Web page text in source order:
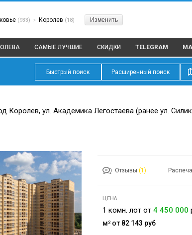
(933) > Королев (18) Изменить
САМЫЕ ЛУЧШИЕ СКИДКИ TELEGRAM
Быстрый поиск Расширенный поиск
Королев, ул. Академика Легостаева (ранее ул.
Отзывы (1)
ЦЕНА
1 комн. лот от 4 450 000
м 2 от 82 143 руб